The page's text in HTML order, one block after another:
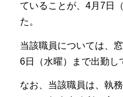
ていることが、4月7日
た。
当該職員については、
6日（水曜）まで出勤し
なお、当該職員は、執